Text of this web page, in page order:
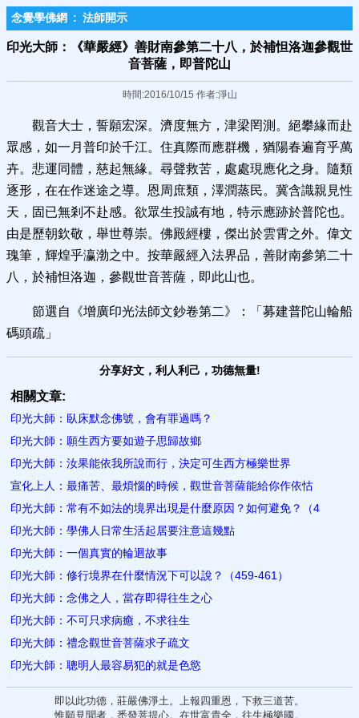
念覺學佛網 : 法師開示
印光大師：《華嚴經》善財南參第二十八，於補怛洛迦參觀世
音菩薩，即普陀山
時間:2016/10/15 作者:淨山
觀音大士，誓願宏深。濟度無方，津梁罔測。絕攀緣而赴
眾感，如一月普印於千江。住真際而應群機，猶陽春遍育乎萬
卉。悲運同體，慈起無緣。尋聲救苦，處處現應化之身。隨類
逐形，在在作迷途之導。恩周庶類，澤潤蒸民。冀含識親見性
天，固已無剎不赴感。欲眾生投誠有地，特示應跡於普陀也。
由是歷朝欽敬，舉世尊崇。佛殿經樓，傑出於雲霄之外。偉文
瑰筆，輝煌乎瀛渤之中。按華嚴經入法界品，善財南參第二十
八，於補怛洛迦，參觀世音菩薩，即此山也。
節選自《增廣印光法師文鈔卷第二》：「募建普陀山輪船
碼頭疏」
分享好文，利人利己，功德無量!
相關文章:
印光大師：臥床默念佛號，會​有罪過嗎？
印光大師：願生西方要如遊子思歸​故鄉
印光大師：汝果能依我所說而行，決定可生西方極樂世界
宣化上人：最痛苦、最煩惱的時候，觀世音菩薩能給你作依怙
印光大師：常有不如法的境界出現是什麼原因？如何避免？（4
印光大師：學佛人日常生活起居要注意這幾點
印光大師：一個真實的輪迴故事
印光大師：修行境界在什麼情況下可以說？（459-461）
印光大師：念佛之人，當存即得往生之心
印光大師：不可只求病癒，不求往生
印光大師：禮念觀世音菩薩求子疏文
印光大師：聰明人最容易犯的就是色慾
即以此功德，莊嚴佛淨土。上報四重恩，下救三道苦。
惟願見聞者，悉發菩提心。在世富貴全，往生極樂國。